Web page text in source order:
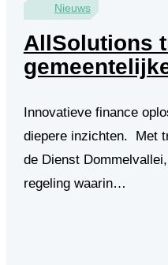
Nieuws
AllSolutions
Innovatieve finance
diepere inzichten. Met
de Dienst
regeling waarin…